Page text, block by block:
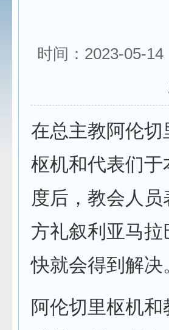
时间：2023-05-14
在总主教阿伦切
枢机和代表们
度后，教会人
方礼叙利亚马
快就会得到解决
阿伦切里枢机